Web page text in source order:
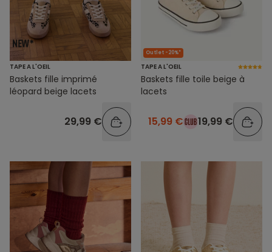
TAPE A L'OEIL
Baskets fille imprimé
léopard beige lacets
29,99 €
Outlet -20%*
TAPE A L'OEIL
Baskets fille toile beige à
lacets
15,99 € 19,99 €